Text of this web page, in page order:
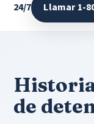
24/7
Llamar 1-
de